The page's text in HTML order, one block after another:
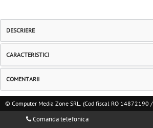
DESCRIERE
CARACTERISTICI
COMENTARII
© Computer Media Zone SRL. (Cod fiscal RO 14872190
Comanda telefonica